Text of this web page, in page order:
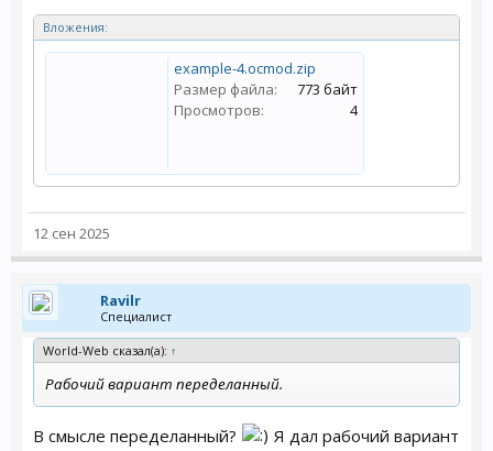
Вложения:
example-4.ocmod.zip
Размер файла:
773 байт
Просмотров:
4
12 сен 2025
Ravilr
Специалист
World-Web сказал(а): ↑
Рабочий вариант переделанный.
В смысле переделанный?
Я дал рабочий вариант